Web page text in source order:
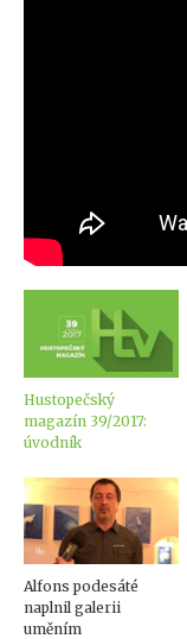
Hustopečský
magazín 39/2017:
úvodník
Alfons podesáté
naplnil galerii
uměním